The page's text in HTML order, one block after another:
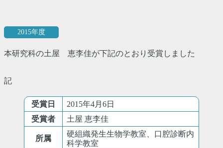
2015年度
本研究科の土屋 恵李佳が下記のとおり受賞しました
記
受賞日
2015年4月6日
受賞者
土屋 恵李佳
所属
硬組織発生生物学教室、口腔診断内
科学教室